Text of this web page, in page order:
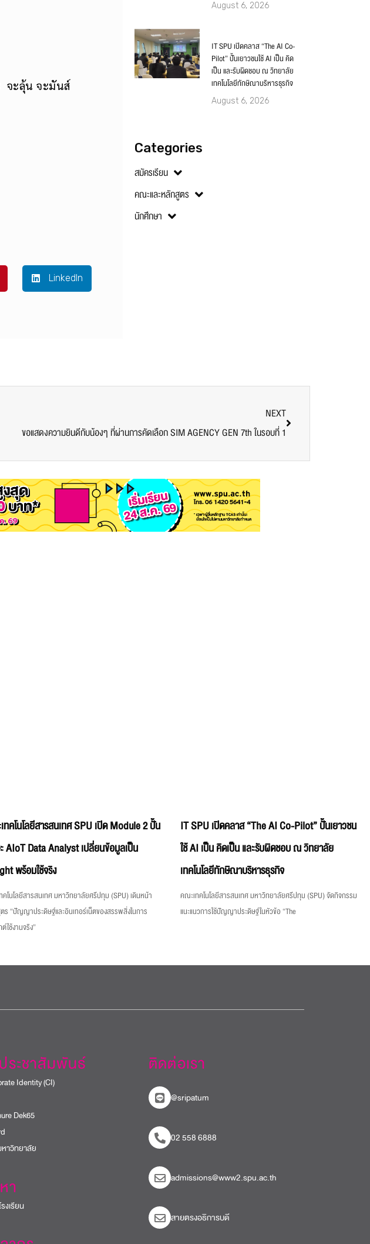
จะลุ้น จะมันส์
LinkedIn
August 6, 2026
IT SPU เปิดคลาส “The AI Co-
Pilot” ปั้นเยาวชนใช้ AI เป็น คิด
เป็น และรับผิดชอบ ณ วิทยาลัย
เทคโนโลยีทักษิณาบริหารธุรกิจ
August 6, 2026
Categories
สมัครเรียน
คณะและหลักสูตร
นักศึกษา
NEXT
ขอแสดงความยินดีกับน้องๆ ที่ผ่านการคัดเลือก SIM AGENCY GEN 7th ในรอบที่ 1
ทคโนโลยีสารสนเทศ SPU เปิด Module 2 ปั้น
AIoT Data Analyst เปลี่ยนข้อมูลเป็น
พร้อมใช้จริง
คโนโลยีสารสนเทศ มหาวิทยาลัยศรีปทุม (SPU) เดินหน้า
ร “ปัญญาประดิษฐ์และอินเทอร์เน็ตของสรรพสิ่งในการ
ใช้งานจริง”
IT SPU เปิดคลาส “The AI Co-Pilot” ปั้นเยาวชน
ใช้ AI เป็น คิดเป็น และรับผิดชอบ ณ วิทยาลัย
เทคโนโลยีทักษิณาบริหารธุรกิจ
คณะเทคโนโลยีสารสนเทศ มหาวิทยาลัยศรีปทุม (SPU) จัดกิจกรรม
แนะแนวการใช้ปัญญาประดิษฐ์ในหัวข้อ “The
ระชาสัมพันธ์
Identity (CI)
Dek65
หาวิทยาลัย
า
งเรียน
ติดต่อเรา
@sripatum
02 558 6888
admissions@www2.spu.ac.th
สายตรงอธิการบดี​